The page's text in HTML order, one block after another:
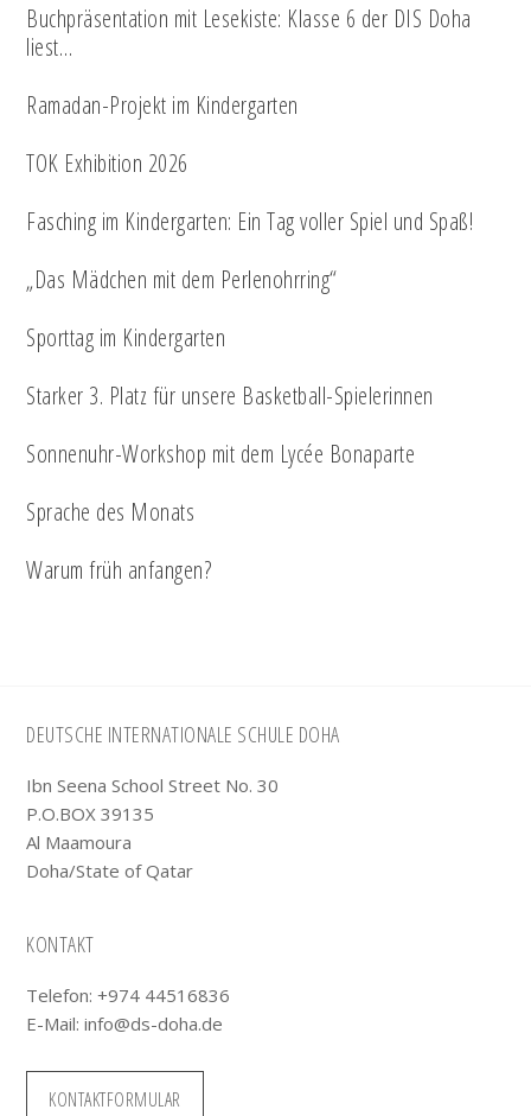
Buchpräsentation mit Lesekiste: Klasse 6 der DIS Doha
liest…
Ramadan-Projekt im Kindergarten
TOK Exhibition 2026
Fasching im Kindergarten: Ein Tag voller Spiel und Spaß!
„Das Mädchen mit dem Perlenohrring“
Sporttag im Kindergarten
Starker 3. Platz für unsere Basketball-Spielerinnen
Sonnenuhr-Workshop mit dem Lycée Bonaparte
Sprache des Monats
Warum früh anfangen?
Footer
DEUTSCHE INTERNATIONALE SCHULE DOHA
Ibn Seena School Street No. 30
P.O.BOX 39135
Al Maamoura
Doha/State of Qatar
KONTAKT
Telefon: +974 44516836
E-Mail:info@ds-doha.de
KONTAKTFORMULAR